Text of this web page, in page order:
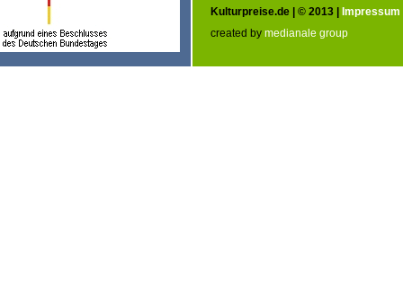
Kulturpreise.de | © 2013 | Impressum
created by medianale group